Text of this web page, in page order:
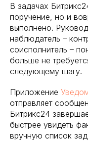
В задачах
поручение, но и
выполнено.
наблюдатель –
соисполнитель –
больше не
следующему шагу.
Приложение
отправляет
Битрикс24
быстрее увидеть
вручную список